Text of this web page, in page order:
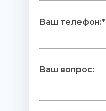
Ваш телефон:*
Ваш вопрос: